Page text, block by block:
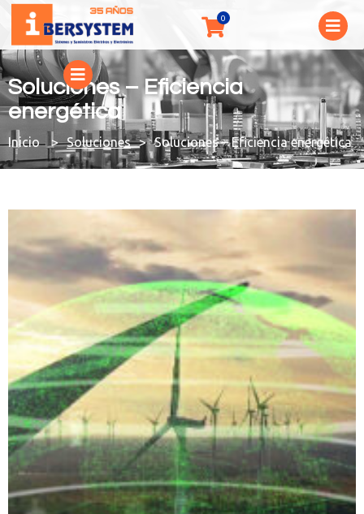
Soluciones – Eficiencia
energética
You are here:Soluciones Soluciones – Eficiencia energética